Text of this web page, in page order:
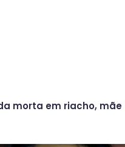
morta em riacho, mãe